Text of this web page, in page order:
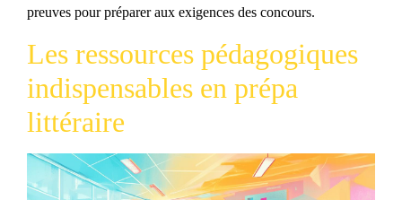
preuves pour préparer aux exigences des concours.
Les ressources pédagogiques
indispensables en prépa
littéraire